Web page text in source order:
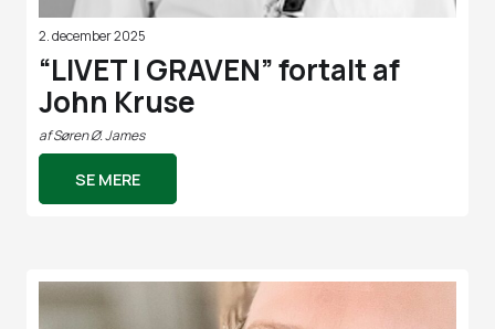
2. december 2025
“LIVET I GRAVEN” fortalt af
John Kruse
afSøren Ø. James
SE MERE